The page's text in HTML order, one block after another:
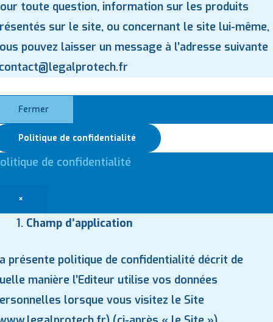
toute question, information sur les produits
sur le site, ou concernant le site lui-même,
pouvez laisser un message à l’adresse suivante
Fermer
Politique de confidentialité
de confidentialité
×
Champ d’application
présente politique de confidentialité décrit de
manière l’Editeur utilise vos données
lorsque vous visitez le Site